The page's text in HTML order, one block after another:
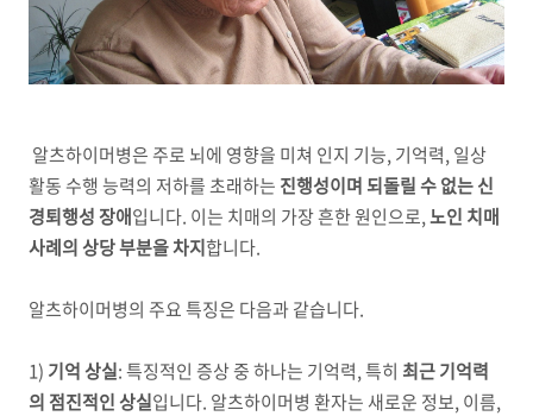
알츠하이머병은 주로 뇌에 영향을 미쳐 인지 기능, 기억력, 일상
활동 수행 능력의 저하를 초래하는 진행성이며 되돌릴 수 없는 신
경퇴행성 장애입니다. 이는 치매의 가장 흔한 원인으로,노인 치매
사례의 상당 부분을 차지합니다.
알츠하이머병의 주요 특징은 다음과 같습니다.
1) 기억 상실:특징적인 증상 중 하나는 기억력,특히 최근 기억력
의 점진적인 상실입니다. 알츠하이머병 환자는 새로운 정보, 이름,